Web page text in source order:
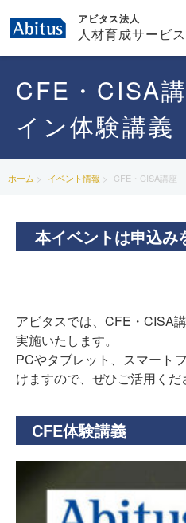
アビタス法人
人材育成サービス
CFE・CISA
イン体験講義
ホーム イベント情報 CFE・CISA講座
本イベントは申込み
アビタスでは、CFE・CISA
実施いたします。
PCやタブレット、スマート
けますので、ぜひご活用くだ
CFE体験講義